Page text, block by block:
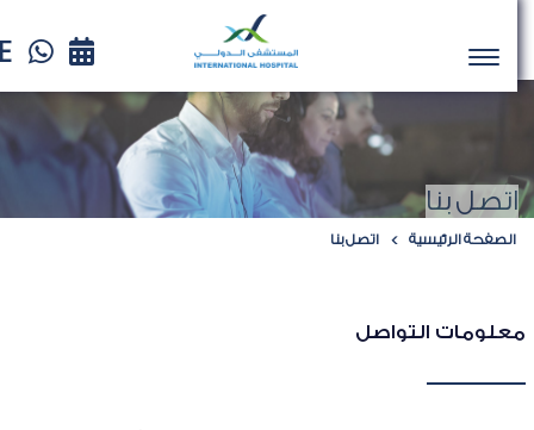
اتصل بنا
الصفحة الرئيسية اتصل بنا
معلومات التواصل